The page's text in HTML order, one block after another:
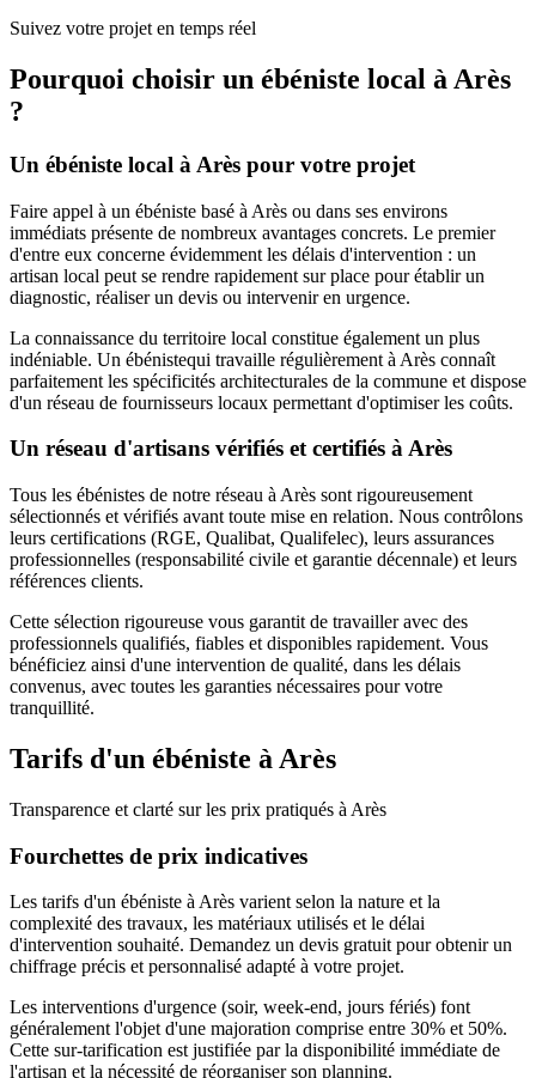
Suivez votre projet en temps réel
Pourquoi choisir un ébéniste local à Arès
?
Un ébéniste local à Arès pour votre projet
Faire appel à un ébéniste basé à Arès ou dans ses environs
immédiats présente de nombreux avantages concrets. Le premier
d'entre eux concerne évidemment les délais d'intervention : un
artisan local peut se rendre rapidement sur place pour établir un
diagnostic, réaliser un devis ou intervenir en urgence.
La connaissance du territoire local constitue également un plus
indéniable. Un ébénistequi travaille régulièrement à Arès connaît
parfaitement les spécificités architecturales de la commune et dispose
d'un réseau de fournisseurs locaux permettant d'optimiser les coûts.
Un réseau d'artisans vérifiés et certifiés àArès
Tous les ébénistes de notre réseau à Arès sont rigoureusement
sélectionnés et vérifiés avant toute mise en relation. Nous contrôlons
leurs certifications (RGE, Qualibat, Qualifelec), leurs assurances
professionnelles (responsabilité civile et garantie décennale) et leurs
références clients.
Cette sélection rigoureuse vous garantit de travailler avec des
professionnels qualifiés, fiables et disponibles rapidement. Vous
bénéficiez ainsi d'une intervention de qualité, dans les délais
convenus, avec toutes les garanties nécessaires pour votre
tranquillité.
Tarifs d'un ébéniste à Arès
Transparence et clarté sur les prix pratiqués à Arès
Fourchettes de prix indicatives
Les tarifs d'un ébéniste à Arès varient selon la nature et la
complexité des travaux, les matériaux utilisés et le délai
d'intervention souhaité. Demandez un devis gratuit pour obtenir un
chiffrage précis et personnalisé adapté à votre projet.
Les interventions d'urgence (soir, week-end, jours fériés) font
généralement l'objet d'une majoration comprise entre 30% et 50%.
Cette sur-tarification est justifiée par la disponibilité immédiate de
l'artisan et la nécessité de réorganiser son planning.